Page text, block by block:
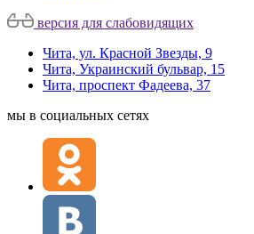
версия для слабовидящих
Чита, ул. Красной Звезды, 9
Чита, Украинский бульвар, 15
Чита, проспект Фадеева, 37
мы в социальных сетях